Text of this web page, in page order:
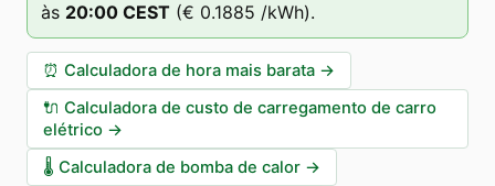
às 20:00 CEST (€ 0.1885 /kWh).
⏰ Calculadora de hora mais barata →
🔌 Calculadora de custo de carregamento de carro
elétrico →
🌡️ Calculadora de bomba de calor →